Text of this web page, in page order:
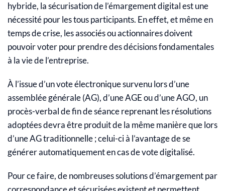
hybride, la sécurisation de l’émargement digital est une
nécessité pour les tous participants. En effet, et même en
temps de crise, les associés ou actionnaires doivent
pouvoir voter pour prendre des décisions fondamentales
à la vie de l’entreprise.
À l’issue d’un vote électronique survenu lors d’une
assemblée générale (AG), d’une AGE ou d’une AGO, un
procès-verbal de fin de séance reprenant les résolutions
adoptées devra être produit de la même manière que lors
d’une AG traditionnelle ; celui-ci à l’avantage de se
générer automatiquement en cas de vote digitalisé.
Pour ce faire, de nombreuses solutions d’émargement par